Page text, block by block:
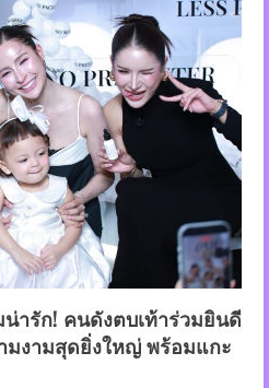
ารัก! คนดังตบเท้าร่วมยินดี
ามงามสุดยิ่งใหญ่ พร้อมแกะ